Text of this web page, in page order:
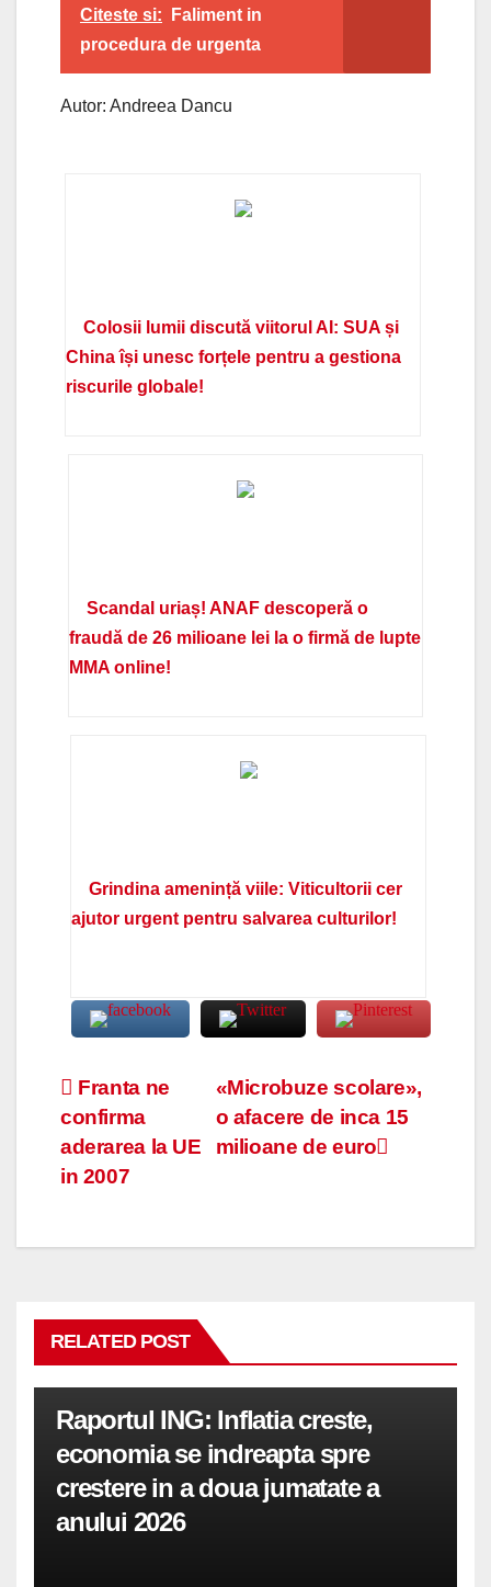
Citeste si:
Faliment in
procedura de urgenta
Autor: Andreea Dancu
Colosii lumii discută viitorul AI: SUA și
China își unesc forțele pentru a gestiona
riscurile globale!
Scandal uriaș! ANAF descoperă o
fraudă de 26 milioane lei la o firmă de lupte
MMA online!
Grindina amenință viile: Viticultorii cer
ajutor urgent pentru salvarea culturilor!
Navigare
în
articole
«Microbuze scolare»,
o afacere de inca 15
milioane de euro
Franta ne
confirma
aderarea la UE
in 2007
RELATED POST
Raportul ING: Inflatia creste,
economia se indreapta spre
crestere in a doua jumatate a
anului 2026